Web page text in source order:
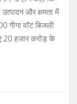
और क्षमता में
गीगा वॉट बिजली
20 हजार करोड़ के